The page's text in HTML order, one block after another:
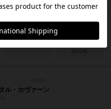
ス
2012年
ル・カヴァーン